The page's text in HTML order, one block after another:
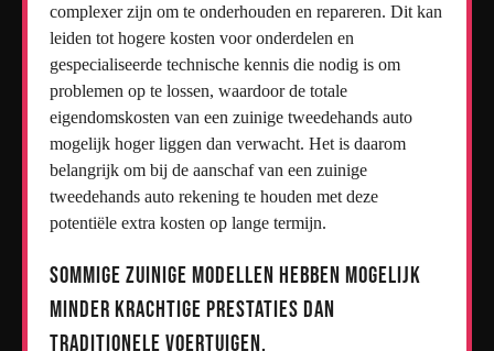
complexer zijn om te onderhouden en repareren. Dit kan
leiden tot hogere kosten voor onderdelen en
gespecialiseerde technische kennis die nodig is om
problemen op te lossen, waardoor de totale
eigendomskosten van een zuinige tweedehands auto
mogelijk hoger liggen dan verwacht. Het is daarom
belangrijk om bij de aanschaf van een zuinige
tweedehands auto rekening te houden met deze
potentiële extra kosten op lange termijn.
Sommige zuinige modellen hebben mogelijk
minder krachtige prestaties dan
traditionele voertuigen.